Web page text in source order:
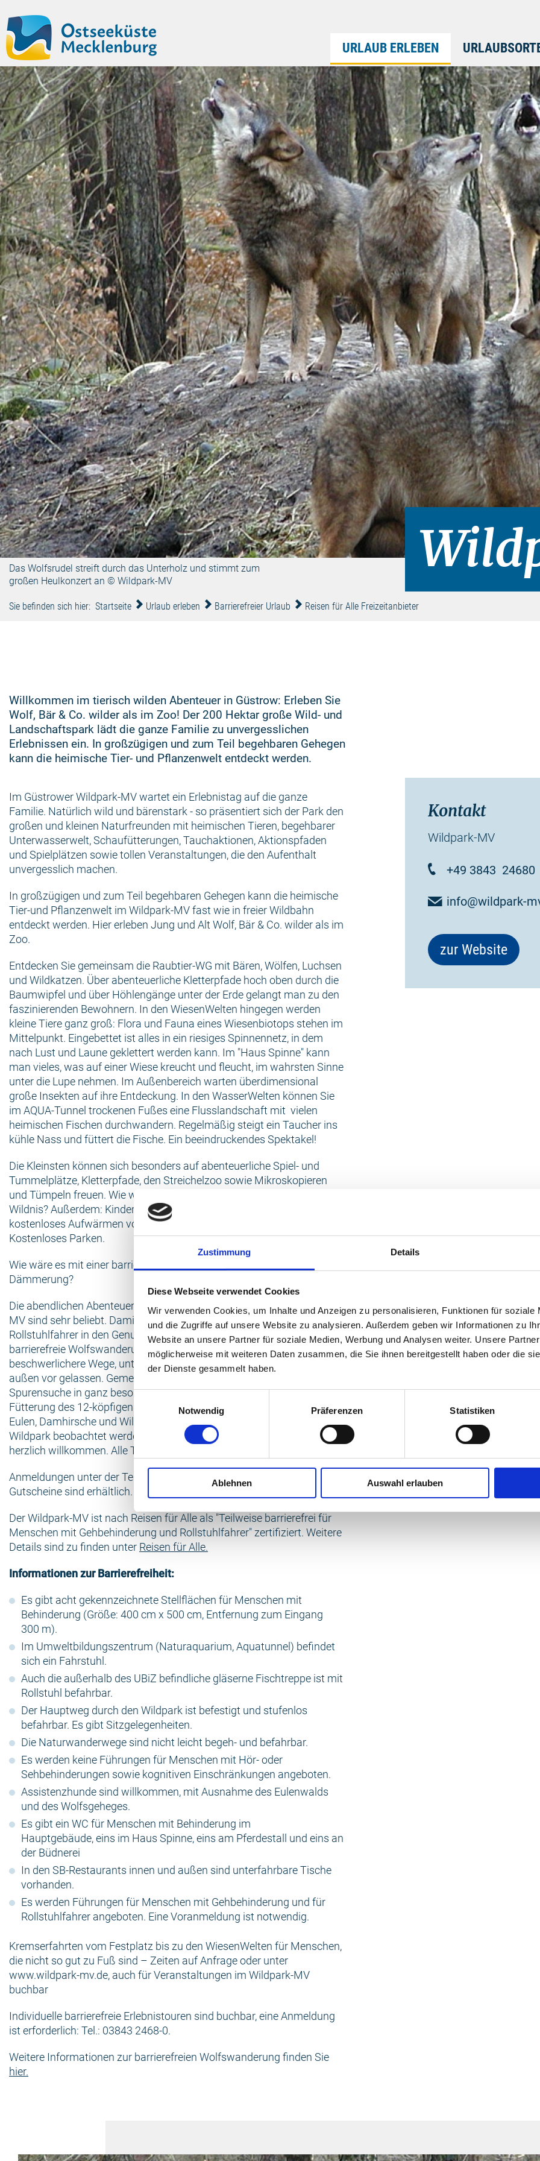
Zustimmung Details
Diese Webseite verwendet Cookies
Wir verwenden Cookies, um Inhalte und Anzeigen zu personalisieren, Funktionen für soziale
und die Zugriffe auf unsere Website zu analysieren. Außerdem geben wir Informationen zu
Website an unsere Partner für soziale Medien, Werbung und Analysen weiter. Unsere
möglicherweise mit weiteren Daten zusammen, die Sie ihnen bereitgestellt haben oder die
der Dienste gesammelt haben.
Notwendig
Präferenzen Statistiken
Ablehnen Auswahl erlauben
URLAUB ERLEBEN
Das Wolfsrudel streift durch das Unterholz und stimmt zum
großen Heulkonzert an © Wildpark-MV
Sie befinden sich hier: Startseite Urlaub erleben Barrierefreier Urlaub Reisen für Alle Freizeitanbieter
Willkommen im tierisch wilden Abenteuer in Güstrow: Erleben Sie
Wolf, Bär & Co. wilder als im Zoo! Der 200 Hektar große Wild- und
Landschaftspark lädt die ganze Familie zu unvergesslichen
Erlebnissen ein. In großzügigen und zum Teil begehbaren Gehegen
kann die heimische Tier- und Pflanzenwelt entdeckt werden.
Im Güstrower Wildpark-MV wartet ein Erlebnistag auf die ganze
Familie. Natürlich wild und bärenstark - so präsentiert sich der Park den
großen und kleinen Naturfreunden mit heimischen Tieren, begehbarer
Unterwasserwelt, Schaufütterungen, Tauchaktionen, Aktionspfaden
und Spielplätzen sowie tollen Veranstaltungen, die den Aufenthalt
unvergesslich machen.
In großzügigen und zum Teil begehbaren Gehegen kann die heimische
Tier-und Pflanzenwelt im Wildpark-MV fast wie in freier Wildbahn
entdeckt werden. Hier erleben Jung und Alt Wolf, Bär & Co. wilder als im
Zoo.
Entdecken Sie gemeinsam die Raubtier-WG mit Bären, Wölfen, Luchsen
und Wildkatzen. Über abenteuerliche Kletterpfade hoch oben durch die
Baumwipfel und über Höhlengänge unter der Erde gelangt man zu den
faszinierenden Bewohnern. In den WiesenWelten hingegen werden
kleine Tiere ganz groß: Flora und Fauna eines Wiesenbiotops stehen im
Mittelpunkt. Eingebettet ist alles in ein riesiges Spinnennetz, in dem
nach Lust und Laune geklettert werden kann. Im "Haus Spinne" kann
man vieles, was auf einer Wiese kreucht und fleucht, im wahrsten Sinne
unter die Lupe nehmen. Im Außenbereich warten überdimensional
große Insekten auf ihre Entdeckung. In den WasserWelten können Sie
im AQUA-Tunnel trockenen Fußes eine Flusslandschaft mit vielen
heimischen Fischen durchwandern. Regelmäßig steigt ein Taucher ins
kühle Nass und füttert die Fische. Ein beeindruckendes Spektakel!
Die Kleinsten können sich besonders auf abenteuerliche Spiel- und
Tummelplätze, Kletterpfade, den Streichelzoo sowie Mikroskopieren
und Tümpeln freuen. Wie wäre es mit einem Kindergeburtstag in der
Wildnis? Außerdem: Kindermenüs, Kinderstühle, Wickeltische,
kostenloses Aufwärmen von Babynahrung, Bollerwagen-Ausleihe. Und:
Kostenloses Parken.
Wie wäre es mit einer barrierefreien Wolfswanderung in der
Dämmerung?
Die abendlichen Abenteuer in der Raubtier-WG im Güstrower Wildpark-
MV sind sehr beliebt. Damit auch mobil eingeschränkte Besucher wie
Rollstuhlfahrer in den Genuss kommen, bietet der Wildpark-MV spezielle
barrierefreie Wolfswanderungen in der Dämmerung an. So werden
beschwerlichere Wege, unter anderem der Kletterpfad oder Treppen,
außen vor gelassen. Gemeinsam mit einem Experten geht es dann auf
Spurensuche in ganz besonderer Abendstimmung. Das Highlight: die
Fütterung des 12-köpfigen Wolfsrudels. Nicht nur Wölfe, sondern auch
Eulen, Damhirsche und Wildschweine können auf dem Weg durch den
Wildpark beobachtet werden. Ob mit oder ohne Handicap: Jeder ist
herzlich willkommen. Alle Termine unter www.wildpark-mv.de.
Anmeldungen unter der Telefonnummer 03843 2468-0 erforderlich,
Gutscheine sind erhältlich.
Der Wildpark-MV ist nach Reisen für Alle als "Teilweise barrierefrei für
Menschen mit Gehbehinderung und Rollstuhlfahrer" zertifiziert. Weitere
Details sind zu finden unter Reisen für Alle.
Informationen zur Barrierefreiheit:
Es gibt acht gekennzeichnete Stellflächen für Menschen mit
Behinderung (Größe: 400 cm x 500 cm, Entfernung zum Eingang
300 m).
Im Umweltbildungszentrum (Naturaquarium, Aquatunnel) befindet
sich ein Fahrstuhl.
Auch die außerhalb des UBiZ befindliche gläserne Fischtreppe ist mit
Rollstuhl befahrbar.
Der Hauptweg durch den Wildpark ist befestigt und stufenlos
befahrbar. Es gibt Sitzgelegenheiten.
Die Naturwanderwege sind nicht leicht begeh- und befahrbar.
Es werden keine Führungen für Menschen mit Hör- oder
Sehbehinderungen sowie kognitiven Einschränkungen angeboten.
Assistenzhunde sind willkommen, mit Ausnahme des Eulenwalds
und des Wolfsgeheges.
Es gibt ein WC für Menschen mit Behinderung im
Hauptgebäude, eins im Haus Spinne, eins am Pferdestall und eins an
der Büdnerei
In den SB-Restaurants innen und außen sind unterfahrbare Tische
vorhanden.
Es werden Führungen für Menschen mit Gehbehinderung und für
Rollstuhlfahrer angeboten. Eine Voranmeldung ist notwendig.
Kremserfahrten vom Festplatz bis zu den WiesenWelten für Menschen,
die nicht so gut zu Fuß sind – Zeiten auf Anfrage oder unter
www.wildpark-mv.de, auch für Veranstaltungen im Wildpark-MV
buchbar
Individuelle barrierefreie Erlebnistouren sind buchbar, eine Anmeldung
ist erforderlich: Tel.: 03843 2468-0.
Weitere Informationen zur barrierefreien Wolfswanderung finden Sie
hier.
Kontakt
Wildpark-MV
+49 3843 24680
info@wildpark-
zur Website